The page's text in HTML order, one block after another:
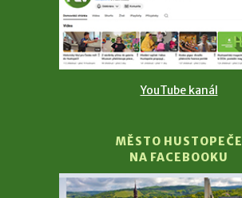
YouTube kanál
MĚSTO HUSTOPEČE
NA FACEBOOKU